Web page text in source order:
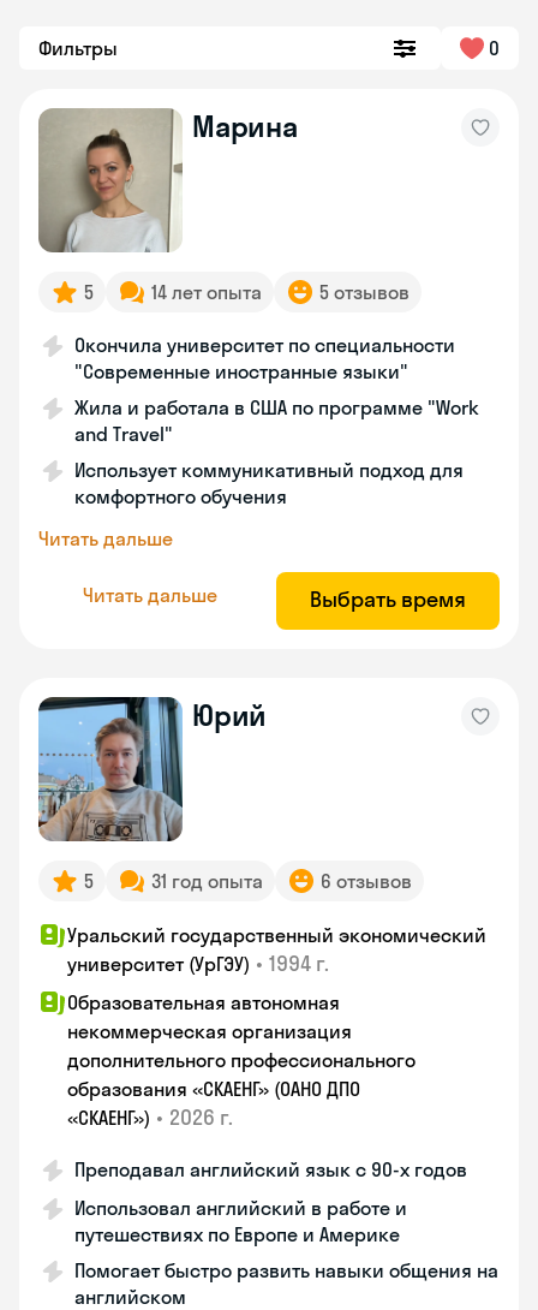
Фильтры 0
Марина
5 14 лет опыта 5 отзывов
Окончила университет по специальности
"Современные иностранные языки"
Жила и работала в США по программе "Work
and Travel"
Использует коммуникативный подход для
комфортного обучения
Читать дальше
Читать дальше Выбрать время
Юрий
5 31 год опыта 6 отзывов
Уральский государственный экономический
университет (УрГЭУ) • 1994 г.
Образовательная автономная
некоммерческая организация
дополнительного профессионального
образования «СКАЕНГ» (ОАНО ДПО
«СКАЕНГ») • 2026 г.
Преподавал английский язык с 90-х годов
Использовал английский в работе и
путешествиях по Европе и Америке
Помогает быстро развить навыки общения на
английском